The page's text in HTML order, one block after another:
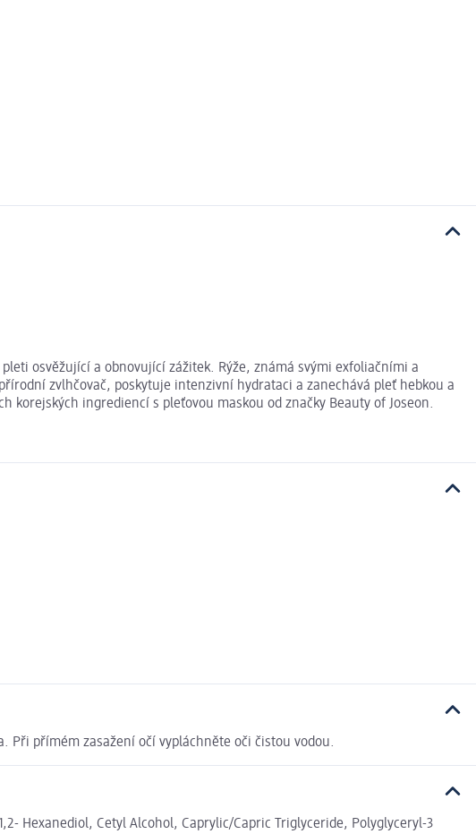
osvěžující a obnovující zážitek. Rýže, známá svými exfoliačními a
zvlhčovač, poskytuje intenzivní hydrataci a zanechává pleť hebkou a
ingrediencí s pleťovou maskou od značky Beauty of Joseon.
Při přímém zasažení očí vypláchněte oči čistou vodou.
Hexanediol, Cetyl Alcohol, Caprylic/Capric Triglyceride, Polyglyceryl-3